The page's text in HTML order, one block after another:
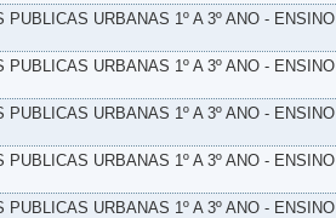
PUBLICAS URBANAS 1º A 3º ANO - ENSINO
PUBLICAS URBANAS 1º A 3º ANO - ENSINO
PUBLICAS URBANAS 1º A 3º ANO - ENSINO
PUBLICAS URBANAS 1º A 3º ANO - ENSINO
PUBLICAS URBANAS 1º A 3º ANO - ENSINO